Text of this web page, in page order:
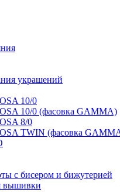
украшений
10/0
10/0 (фасовка GAMMA)
8/0
TWIN (фасовка
с бисером и бижутерией
вышивки